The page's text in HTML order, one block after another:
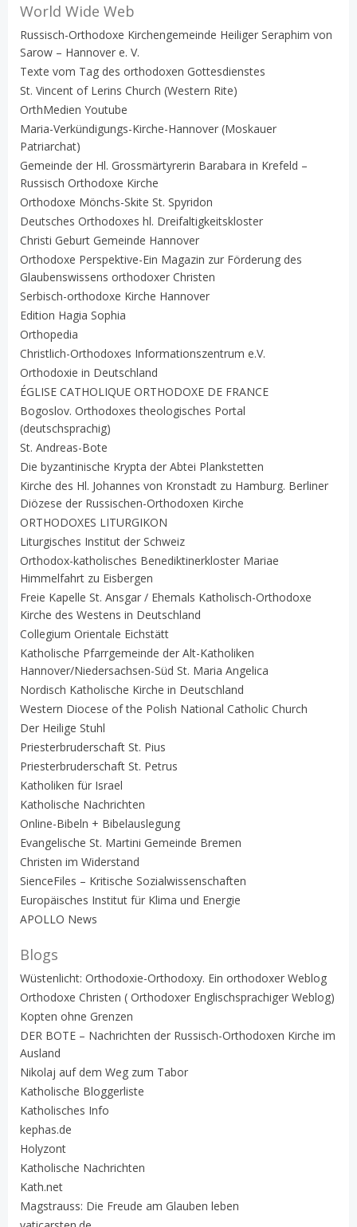
World Wide Web
Russisch-Orthodoxe Kirchengemeinde Heiliger Seraphim von
Sarow – Hannover e. V.
Texte vom Tag des orthodoxen Gottesdienstes
St. Vincent of Lerins Church (Western Rite)
OrthMedien Youtube
Maria-Verkündigungs-Kirche-Hannover (Moskauer
Patriarchat)
Gemeinde der Hl. Grossmärtyrerin Barabara in Krefeld –
Russisch Orthodoxe Kirche
Orthodoxe Mönchs-Skite St. Spyridon
Deutsches Orthodoxes hl. Dreifaltigkeitskloster
Christi Geburt Gemeinde Hannover
Orthodoxe Perspektive-Ein Magazin zur Förderung des
Glaubenswissens orthodoxer Christen
Serbisch-orthodoxe Kirche Hannover
Edition Hagia Sophia
Orthopedia
Christlich-Orthodoxes Informationszentrum e.V.
Orthodoxie in Deutschland
ÉGLISE CATHOLIQUE ORTHODOXE DE FRANCE
Bogoslov. Orthodoxes theologisches Portal
(deutschsprachig)
St. Andreas-Bote
Die byzantinische Krypta der Abtei Plankstetten
Kirche des Hl. Johannes von Kronstadt zu Hamburg. Berliner
Diözese der Russischen-Orthodoxen Kirche
ORTHODOXES LITURGIKON
Liturgisches Institut der Schweiz
Orthodox-katholisches Benediktinerkloster Mariae
Himmelfahrt zu Eisbergen
Freie Kapelle St. Ansgar / Ehemals Katholisch-Orthodoxe
Kirche des Westens in Deutschland
Collegium Orientale Eichstätt
Katholische Pfarrgemeinde der Alt-Katholiken
Hannover/Niedersachsen-Süd St. Maria Angelica
Nordisch Katholische Kirche in Deutschland
Western Diocese of the Polish National Catholic Church
Der Heilige Stuhl
Priesterbruderschaft St. Pius
Priesterbruderschaft St. Petrus
Katholiken für Israel
Katholische Nachrichten
Online-Bibeln + Bibelauslegung
Evangelische St. Martini Gemeinde Bremen
Christen im Widerstand
SienceFiles – Kritische Sozialwissenschaften
Europäisches Institut für Klima und Energie
APOLLO News
Blogs
Wüstenlicht: Orthodoxie-Orthodoxy. Ein orthodoxer Weblog
Orthodoxe Christen ( Orthodoxer Englischsprachiger Weblog)
Kopten ohne Grenzen
DER BOTE – Nachrichten der Russisch-Orthodoxen Kirche im
Ausland
Nikolaj auf dem Weg zum Tabor
Katholische Bloggerliste
Katholisches Info
kephas.de
Holyzont
Katholische Nachrichten
Kath.net
Magstrauss: Die Freude am Glauben leben